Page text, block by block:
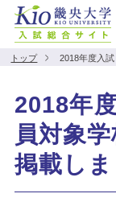
トップ 2018年度入
2018年
員対象
掲載し